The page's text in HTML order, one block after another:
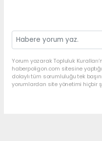
Yorum yazarak Topluluk
haberpoligon.com sitesine
dolaylı tüm sorumluluğu tek
yorumlardan site yönetimi hiçbir